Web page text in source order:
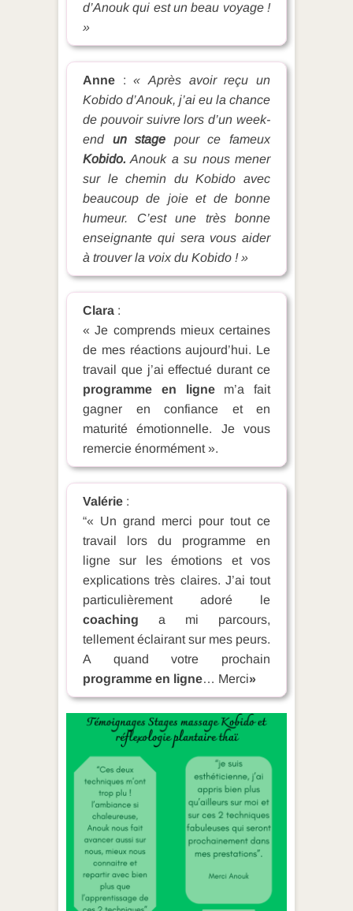
d’Anouk qui est un beau voyage !
»
Anne :« Après avoir reçu un
Kobido d’Anouk, j’ai eu la chance
de pouvoir suivre lors d’un week-
end un stage pour ce fameux
Kobido. Anouk a su nous mener
sur le chemin du Kobido avec
beaucoup de joie et de bonne
humeur. C’est une très bonne
enseignante qui sera vous aider
à trouver la voix du Kobido ! »
Clara :
« Je comprends mieux certaines
de mes réactions aujourd’hui. Le
travail que j’ai effectué durant ce
programme
en lignem’a fait
gagner en confiance et en
maturité émotionnelle. Je vous
remercie énormément ».
Valérie :
“« Un grand merci pour tout ce
travail lors du programme en
ligne sur les émotions et vos
explications très claires. J’ai tout
particulièrement adoré le
coaching a mi parcours,
tellement éclairant sur mes peurs.
A quand votre prochain
programme en ligne… Merci»